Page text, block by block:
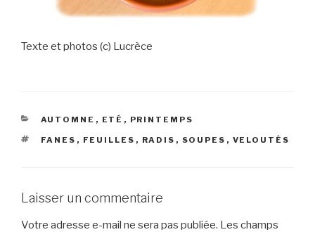
Texte et photos (c) Lucrèce
CATÉGORIES
AUTOMNE , ETÉ , PRINTEMPS
ÉTIQUETTES
FANES , FEUILLES , RADIS , SOUPES , VELOUTÉS
Laisser un commentaire
Votre adresse e-mail ne sera pas publiée. Les champs